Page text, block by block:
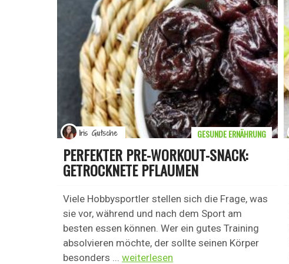
PERFEKTER PRE-WORKOUT-SNACK:
GETROCKNETE PFLAUMEN
Viele Hobbysportler stellen sich die Frage, was
sie vor, während und nach dem Sport am
besten essen können. Wer ein gutes Training
absolvieren möchte, der sollte seinen Körper
besonders ... weiterlesen
GESUNDE ERNÄHRUNG
Iris Gutsche